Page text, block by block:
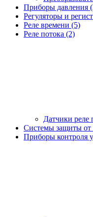
Приборы давления
Регуляторы и
Реле времени (5)
Реле потока (2)
Датчики реле
Системы защиты от
Приборы контроля